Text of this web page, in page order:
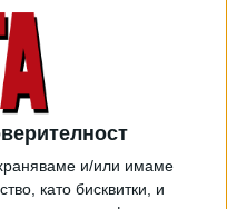
и/или имаме
като бисквитки, и
заразата,
51 прасета.
се
по храните,